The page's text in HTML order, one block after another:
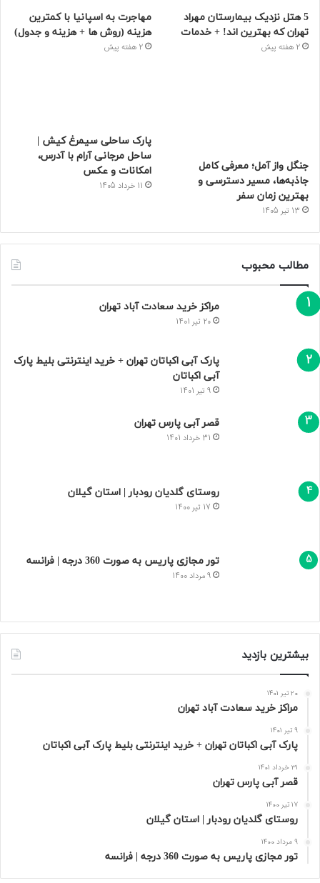
5 هتل نزدیک بیمارستان مهراد
تهران که بهترین‌ اند! + خدمات
2 هفته پیش
مهاجرت به اسپانیا با کمترین
هزینه (روش ها + هزینه و جدول)
2 هفته پیش
جنگل واز آمل؛ معرفی کامل
جاذبه‌ها، مسیر دسترسی و
بهترین زمان سفر
13 تیر 1405
پارک ساحلی سیمرغ کیش |
ساحل مرجانی آرام با آدرس،
امکانات و عکس
11 خرداد 1405
مطالب محبوب
مراکز خرید سعادت‌ آباد تهران
20 تیر 1401
پارک آبی اکباتان تهران + خرید اینترنتی بلیط پارک
آبی اکباتان
9 تیر 1401
قصر آبی پارس تهران
31 خرداد 1401
روستای گلدیان رودبار | استان گیلان
17 تیر 1400
تور مجازی پاریس به صورت 360 درجه | فرانسه
9 مرداد 1400
بیشترین بازدید
20 تیر 1401
مراکز خرید سعادت‌ آباد تهران
9 تیر 1401
پارک آبی اکباتان تهران + خرید اینترنتی بلیط پارک آبی اکباتان
31 خرداد 1401
قصر آبی پارس تهران
17 تیر 1400
روستای گلدیان رودبار | استان گیلان
9 مرداد 1400
تور مجازی پاریس به صورت 360 درجه | فرانسه